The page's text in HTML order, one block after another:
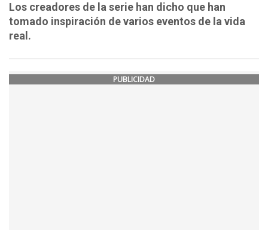
Los creadores de la serie han dicho que han
tomado inspiración de varios eventos de la vida
real.
PUBLICIDAD